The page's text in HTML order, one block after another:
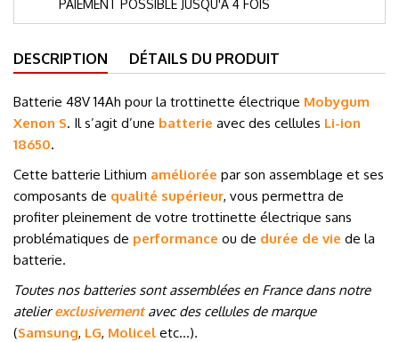
PAIEMENT POSSIBLE JUSQU'À 4 FOIS
DESCRIPTION DÉTAILS DU PRODUIT
Batterie 48V 14Ah pour la trottinette électrique Mobygum
Xenon S. Il s’agit d’une batterie avec des cellules Li-ion
18650.
Cette batterie Lithium améliorée par son assemblage et ses
composants de qualité supérieur, vous permettra de
profiter pleinement de votre trottinette électrique sans
problématiques de performance ou de durée de vie de la
batterie.
Toutes nos batteries sont assemblées en France dans notre
atelierexclusivementavec des cellules de marque
(Samsung, LG, Molicel etc…).